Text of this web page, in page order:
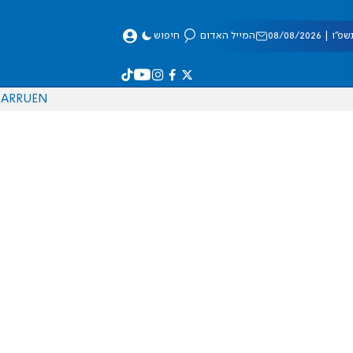
08/2026 המייל האדום חיפוש
EN
RU
AR